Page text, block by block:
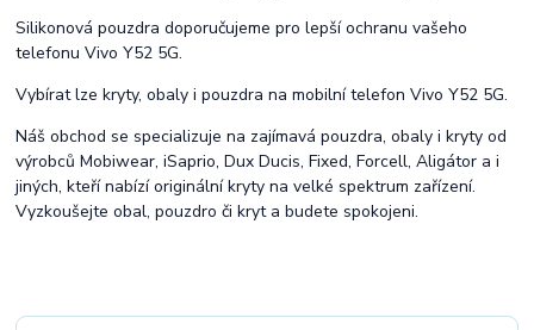
Silikonová pouzdra doporučujeme pro lepší ochranu vašeho
telefonu Vivo Y52 5G.
Vybírat lze kryty, obaly i pouzdra na mobilní telefon Vivo Y52 5G.
Náš obchod se specializuje na zajímavá pouzdra, obaly i kryty od
výrobců Mobiwear, iSaprio, Dux Ducis, Fixed, Forcell, Aligátor a i
jiných, kteří nabízí originální kryty na velké spektrum zařízení.
Vyzkoušejte obal, pouzdro či kryt a budete spokojeni.